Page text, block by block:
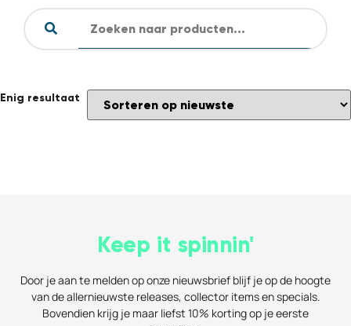
Enig resultaat
Keep it spinnin'
Door je aan te melden op onze nieuwsbrief blijf je op de hoogte
van de allernieuwste releases, collector items en specials.
Bovendien krijg je maar liefst 10% korting op je eerste